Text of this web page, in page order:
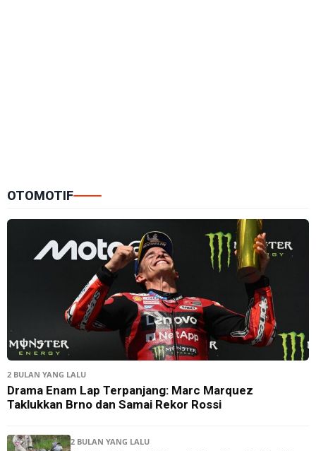
OTOMOTIF
2 BULAN YANG LALU
Drama Enam Lap Terpanjang: Marc Marquez
Taklukkan Brno dan Samai Rekor Rossi
2 BULAN YANG LALU